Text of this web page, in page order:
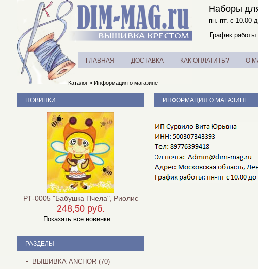
Наборы
пн.-пт. с 10.00
График работы:
ГЛАВНАЯ ДОСТАВКА КАК ОПЛАТИТЬ? О
Каталог» Информация о магазине
ИНФОРМАЦИЯ О МАГАЗИНЕ
НОВИНКИ
РТ-0005 "Бабушка Пчела", Риолис
248,50 руб.
Показать все новинки ...
РАЗДЕЛЫ
ВЫШИВКА ANCHOR (70)